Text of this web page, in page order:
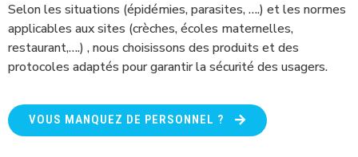
Selon les situations (épidémies, parasites, ….) et les normes
applicables aux sites (crèches, écoles maternelles,
restaurant,….) , nous choisissons des produits et des
protocoles adaptés pour garantir la sécurité des usagers.
VOUS MANQUEZ DE PERSONNEL ?